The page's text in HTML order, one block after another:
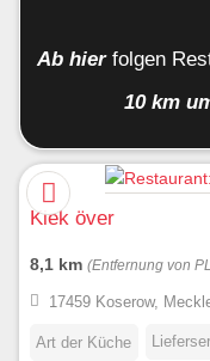
Ab hier folgen
10 km
Kiek över
8,1 km (Entfernung von
17459 Koserow,
Art der Küche